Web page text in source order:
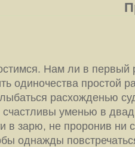
Нам ли в первый
одиночества простой
расхожденью
уменью в
в зарю, не проронив ни
однажды